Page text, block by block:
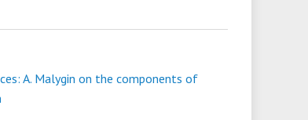
A. Malygin on the components of